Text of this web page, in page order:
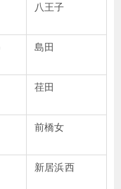
八王子
島田
荏田
前橋女
新居浜西